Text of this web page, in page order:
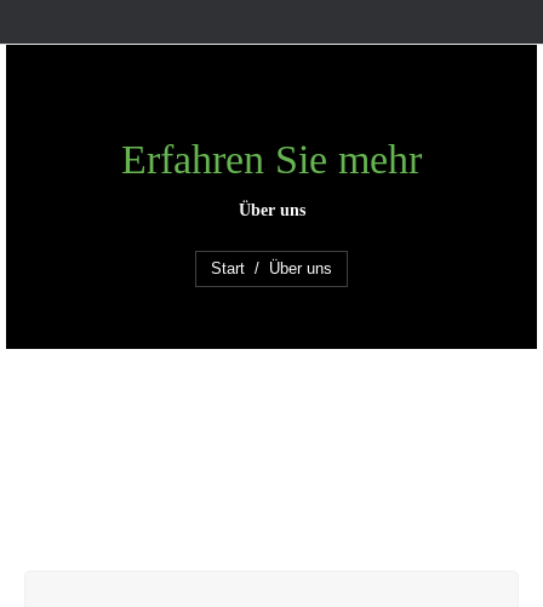
Erfahren Sie mehr
Über uns
Sie befinden sich hier:
Start Über uns